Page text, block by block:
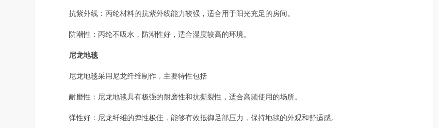
抗紫外线：丙纶材料的抗紫外线能力较强，适合用于阳光充足的房间。
防潮性：丙纶不吸水，防潮性好，适合湿度较高的环境。
尼龙地毯
尼龙地毯采用尼龙纤维制作，主要特性包括
耐磨性：尼龙地毯具有极强的耐磨性和抗撕裂性，适合高频使用的场所。
弹性好：尼龙纤维的弹性极佳，能够有效抵御足部压力，保持地毯的外观和舒适感。